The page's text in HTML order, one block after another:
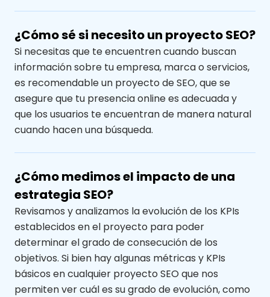
¿Cómo sé si necesito un proyecto SEO?
Si necesitas que te encuentren cuando buscan
información sobre tu empresa, marca o servicios,
es recomendable un proyecto de SEO, que se
asegure que tu presencia online es adecuada y
que los usuarios te encuentran de manera natural
cuando hacenuna búsqueda.
¿Cómo medimos el impacto de una
estrategia SEO?
Revisamos y analizamos la evolución de los KPIs
establecidos en el proyecto para poder
determinar el grado de consecución de los
objetivos. Si bien hay algunas métricas y KPIs
básicos en cualquier proyecto SEO que nos
permiten ver cuál es su grado de evolución, como